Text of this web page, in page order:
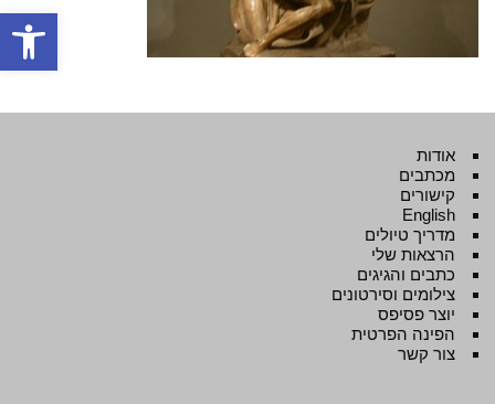
פתח
אודות
מכתבים
קישורים
English
מדריך טיולים
הרצאות שלי
כתבים והגיגים
צילומים וסירטונים
יוצר פסיפס
הפינה הפרטית
צור קשר